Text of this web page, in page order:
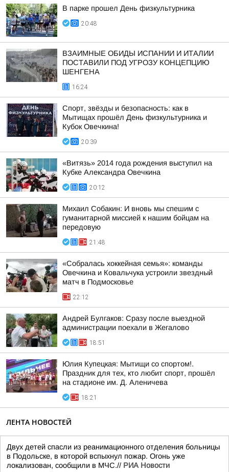
В парке прошел День физкультурника
20:48
ВЗАИМНЫЕ ОБИДЫ ИСПАНИИ И ИТАЛИИ
ПОСТАВИЛИ ПОД УГРОЗУ КОНЦЕПЦИЮ
ШЕНГЕНА
16:24
Спорт, звёзды и безопасность: как в
Мытищах прошёл День физкультурника и
Кубок Овечкина!
20:39
«Витязь» 2014 года рождения выступил на
Кубке Александра Овечкина
20:12
Михаил Собакин: И вновь мы спешим с
гуманитарной миссией к нашим бойцам на
передовую
21:48
«Собралась хоккейная семья»: команды
Овечкина и Ковальчука устроили звездный
матч в Подмосковье
22:12
Андрей Булгаков: Сразу после выездной
администрации поехали в Жегалово
18:51
Юлия Купецкая: Мытищи со спортом!.
Праздник для тех, кто любит спорт, прошёл
на стадионе им. Д. Аленичева
18:21
ЛЕНТА НОВОСТЕЙ
Двух детей спасли из реанимационного отделения больницы
в Подольске, в которой вспыхнул пожар. Огонь уже
локализован, сообщили в МЧС.// РИА Новости